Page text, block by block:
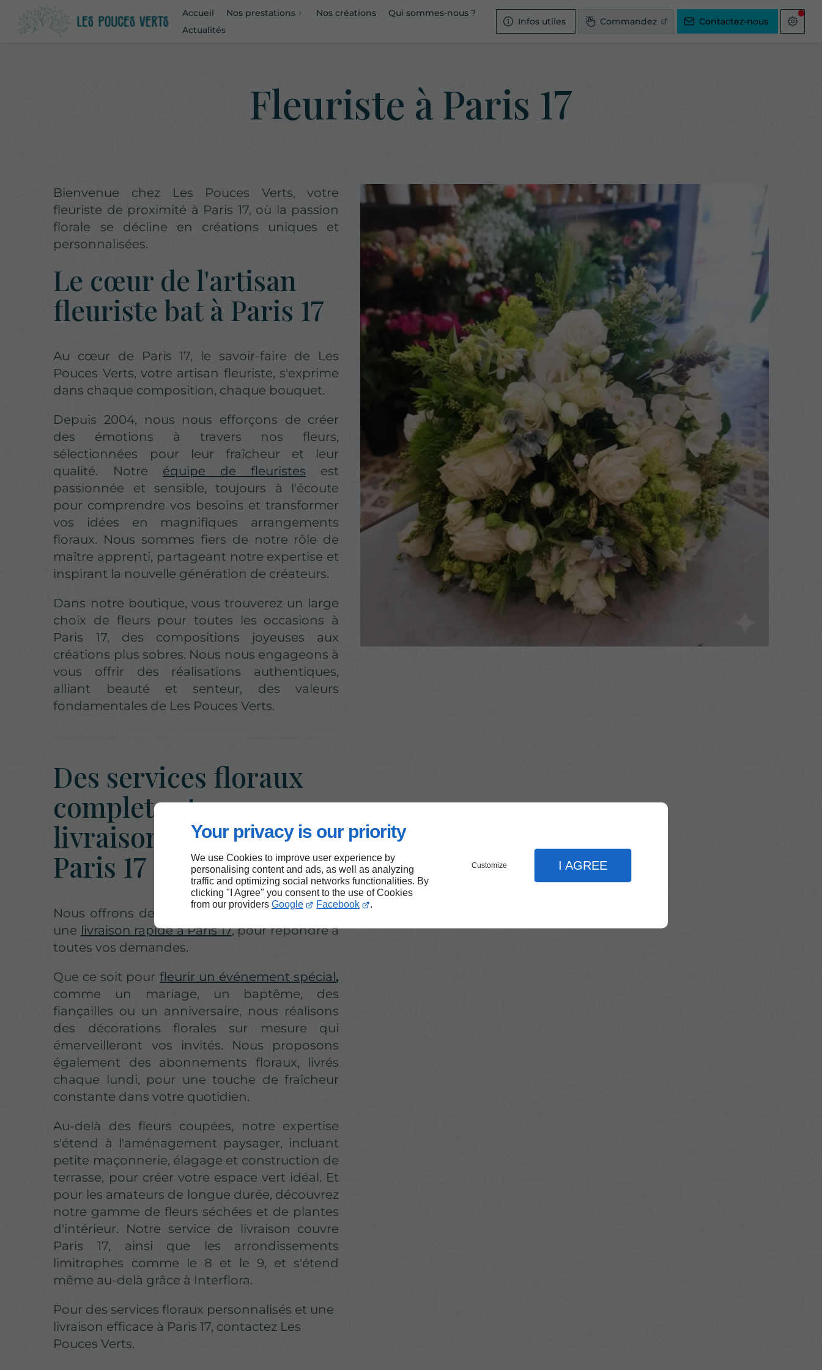
Your privacy is our priority
We use Cookies to improve user experience by
personalising content and ads, as well as analyzing
traffic and optimizing social networks functionalities. By
clicking "I Agree" you consent to the use of Cookies
from our providers Google Facebook .
Customize I AGREE
Accueil Nos prestations Nos créations
Qui sommes-nous ?
Actualités
Infos utiles Commandez Contactez-nous
Fleuriste à Paris 17
Bienvenue chez Les Pouces Verts, votre
fleuriste de proximité à Paris 17, où la passion
florale se décline en créations uniques et
personnalisées.
Le cœur de l'artisan
fleuriste bat à Paris 17
Au cœur de Paris 17, le savoir-faire de Les
Pouces Verts, votre artisan fleuriste, s'exprime
dans chaque composition, chaque bouquet.
Depuis 2004, nous nous efforçons de créer
des émotions à travers nos fleurs,
sélectionnées pour leur fraîcheur et leur
qualité. Notre équipe de fleuristes est
passionnée et sensible, toujours à l'écoute
pour comprendre vos besoins et transformer
vos idées en magnifiques arrangements
floraux. Nous sommes fiers de notre rôle de
maître apprenti, partageant notre expertise et
inspirant la nouvelle génération de créateurs.
Dans notre boutique, vous trouverez un large
choix de fleurs pour toutes les occasions à
Paris 17, des compositions joyeuses aux
créations plus sobres. Nous nous engageons à
vous offrir des réalisations authentiques,
alliant beauté et senteur, des valeurs
fondamentales de Les Pouces Verts.
Des services floraux
complets et une
livraison rapide à
Paris 17
Nous offrons des services floraux complets et
une livraison rapide à Paris 17, pour répondre à
toutes vos demandes.
Que ce soit pour fleurir un événement spécial,
comme un mariage, un baptême, des
fiançailles ou un anniversaire, nous réalisons
des décorations florales sur mesure qui
émerveilleront vos invités. Nous proposons
également des abonnements floraux, livrés
chaque lundi, pour une touche de fraîcheur
constante dans votre quotidien.
Au-delà des fleurs coupées, notre expertise
s'étend à l'aménagement paysager, incluant
petite maçonnerie, élagage et construction de
terrasse, pour créer votre espace vert idéal. Et
pour les amateurs de longue durée, découvrez
notre gamme de fleurs séchées et de plantes
d'intérieur. Notre service de livraison couvre
Paris 17, ainsi que les arrondissements
limitrophes comme le 8 et le 9, et s'étend
même au-delà grâce à Interflora.
Pour des services floraux personnalisés et une
livraison efficace à Paris 17, contactez Les
Pouces Verts.